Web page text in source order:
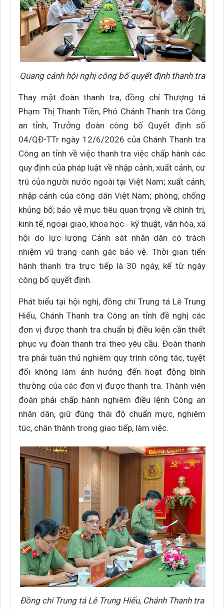
Quang cảnh hội nghị công bố quyết định thanh tra
Thay mặt đoàn thanh tra, đồng chí Thượng tá
Phạm Thị Thanh Tiền, Phó Chánh Thanh tra Công
an tỉnh, Trưởng đoàn công bố Quyết định số
04/QĐ-TTr ngày 12/6/2026 của Chánh Thanh tra
Công an tỉnh về việc thanh tra việc chấp hành các
quy định của pháp luật về nhập cảnh, xuất cảnh, cư
trú của người nước ngoài tại Việt Nam; xuất cảnh,
nhập cảnh của công dân Việt Nam; phòng, chống
khủng bố; bảo vệ mục tiêu quan trọng về chính trị,
kinh tế, ngoại giao, khoa học - kỹ thuật, văn hóa, xã
hội do lực lượng Cảnh sát nhân dân có trách
nhiệm vũ trang canh gác bảo vệ. Thời gian tiến
hành thanh tra trực tiếp là 30 ngày, kể từ ngày
công bố quyết định.
Phát biểu tại hội nghị, đồng chí Trung tá Lê Trung
Hiếu, Chánh Thanh tra Công an tỉnh đề nghị các
đơn vị được thanh tra chuẩn bị điều kiện cần thiết
phục vụ đoàn thanh tra theo yêu cầu. Đoàn thanh
tra phải tuân thủ nghiêm quy trình công tác, tuyệt
đối không làm ảnh hưởng đến hoạt động bình
thường của các đơn vị được thanh tra. Thành viên
đoàn phải chấp hành nghiêm điều lệnh Công an
nhân dân, giữ đúng thái độ chuẩn mực, nghiêm
túc, chân thành trong giao tiếp, làm việc.
Đồng chí Trung tá Lê Trung Hiếu, Chánh Thanh tra